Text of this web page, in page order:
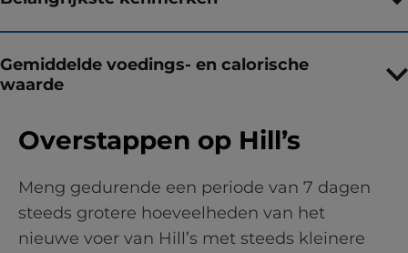
Gemiddelde voedings- en calorische
waarde
Overstappen op Hill’s
Meng gedurende een periode van 7 dagen
steeds grotere hoeveelheden van het
nieuwe voer van Hill’s met steeds kleinere